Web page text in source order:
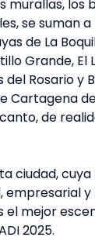
murallas, los
se suman
de La
Grande, El
Rosario y
Cartagena
de
ciudad, cuya
empresarial
el mejor
2025.